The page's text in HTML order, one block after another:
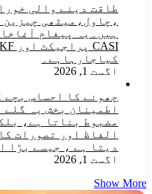
طاقت دینے والی
،چاول،میٹھی
ہیں۔یہ پیغام
کیاجارہاہے۔
اگست 1, 2026
چھونے کا احساس بچے
اطمینان بخش یہ گلے
مضبوط بناتا ہے،
الفاظ اور تصورات
دیتا ہے ، جیسے بڑا
اگست 1, 2026
Show More